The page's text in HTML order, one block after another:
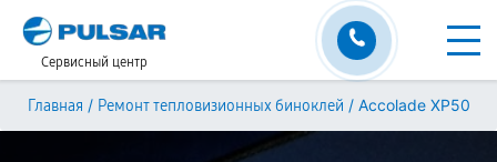
Сервисный центр
Главная / Ремонт тепловизионных биноклей / Accolade XP50